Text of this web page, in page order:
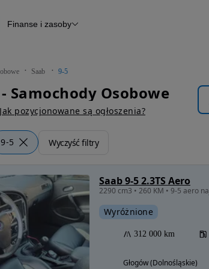
Raport z inspekcji
Otomoto News
Finanse i zasoby
Saab 9-5
Samochody Osobowe
Jak pozycjonowane są ogłoszenia?
9-5 Wyczyść filtry
Saab 9-5 2.3TS Aero
Wyróżnione
312 000 km
Głogów (Dolnośląskie)